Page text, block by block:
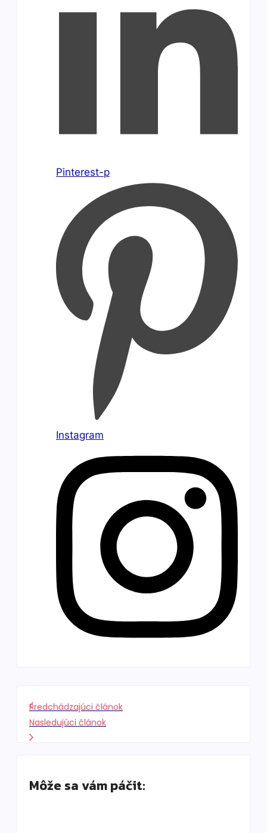
Pinterest-p
Instagram
Predchádzajúci článok
Nasledujúci článok
Môže sa vám páčit: